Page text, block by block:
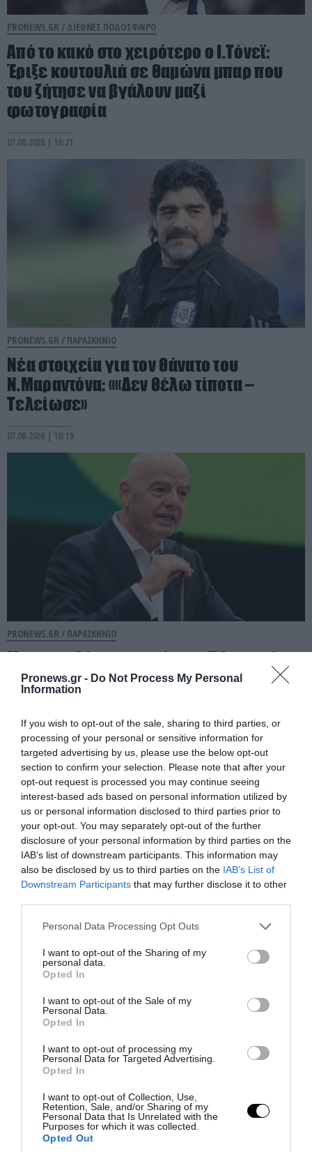
Pronews.gr - Do Not Process My Personal
Information
If you wish to opt-out of the sale, sharing to third parties, or
processing of your personal or sensitive information for
targeted advertising by us, please use the below opt-out
section to confirm your selection. Please note that after your
opt-out request is processed you may continue seeing
interest-based ads based on personal information utilized by
us or personal information disclosed to third parties prior to
your opt-out. You may separately opt-out of the further
disclosure of your personal information by third parties on the
IAB’s list of downstream participants. This information may
also be disclosed by us to third parties on the IAB’s List of
Downstream Participants that may further disclose it to other
Please note that this website/app uses one or more Google
not limited to your visit or usage behaviour. You may click to
grant or deny consent to Google and its third-party tags to
use your data for below specified purposes in below Google
consent section.
Personal Data Processing Opt Outs
I want to opt-out of the Sharing of my
personal data.
Opted In
I want to opt-out of the Sale of my
Personal Data.
Opted In
I want to opt-out of processing my
Personal Data for Targeted Advertising.
Opted In
I want to opt-out of Collection, Use,
Retention, Sale, and/or Sharing of my
Personal Data that Is Unrelated with the
Purposes for which it was collected.
Opted Out
PRONEWS.GR / ΔΙΕΘΝΕΣ ΠΟΔΟΣΦΑΙΡΟ
Από το κακό στο χειρότερο ο Ι.Τόνεϊ:
Έριξε κουτουλιά σε θαμώνα μπαρ που
του ζήτησε να βγάλουν μαζί
φωτογραφία
07.08.2026 | 16:21
PRONEWS.GR / ΠΑΡΑΣΚΗΝΙΟ
Νέα στοιχεία για τον θάνατο του
Ν.Μαραντόνα: ««Δεν θέλω τίποτα –
Τελείωσε»
07.08.2026 | 16:19
PRONEWS.GR / ΠΑΡΑΣΚΗΝΙΟ
Με την «πλάτη στον τοίχο» ο Τ.Ινφαντίνο
επειδή η Ρωσία έχει δικαίωμα ψήφου
στις εκλογές της FIFA
07.08.2026 | 15:58
PRONEWS.GR /ΠΑΡΑΣΚΗΝΙΟ
Μάριος Ηλιόπουλος σε Λόβρο Μάγερ:
«Έχεις το βλέμμα της… τίγρης» (βίντεο)
07.08.2026 | 14:58